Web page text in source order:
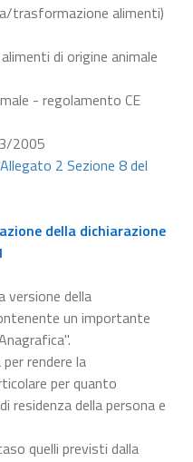
trasformazione alimenti)
di origine animale
- regolamento CE
2005
Allegato 2 Sezione 8 del
della dichiarazione
versione della
un importante
rendere la
per quanto
residenza della persona e
quelli previsti dalla